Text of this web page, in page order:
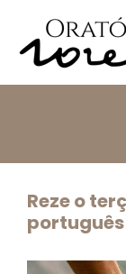
Reze o
português